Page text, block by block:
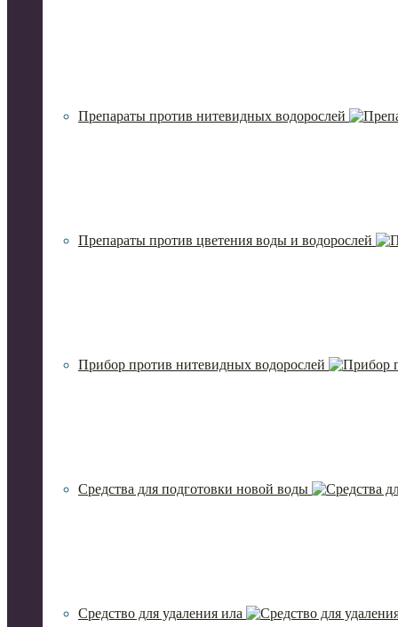
Препараты против нитевидных водорослей
Препараты против цветения воды и водорослей
Прибор против нитевидных водорослей
Средства для подготовки новой воды
Средство для удаления ила